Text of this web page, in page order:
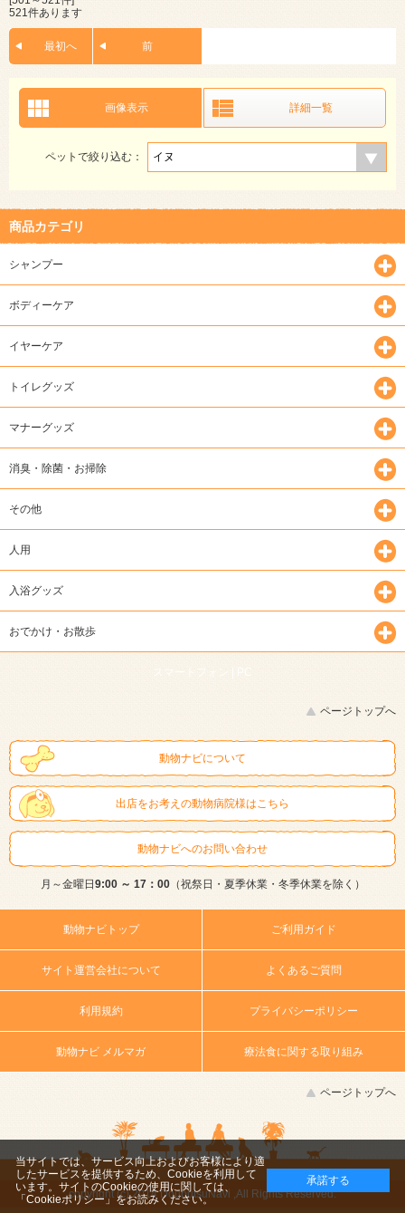
521件あります
最初へ 前
画像表示 詳細一覧
ペットで絞り込む：
商品カテゴリ
シャンプー
ボディーケア
イヤーケア
トイレグッズ
マナーグッズ
消臭・除菌・お掃除
その他
人用
入浴グッズ
おでかけ・お散歩
スマートフォン | PC
ページトップへ
動物ナビについて
出店をお考えの動物病院様はこちら
動物ナビへのお問い合わせ
月～金曜日9:00 ～ 17：00（祝祭日・夏季休業・冬季休業を除く）
動物ナビトップ ご利用ガイド
サイト運営会社について よくあるご質問
利用規約 プライバシーポリシー
動物ナビ メルマガ 療法食に関する取り組み
ページトップへ
copyright (c) 2014 DoubutsuNavi ,All Rights Reserved.
当サイトでは、サービス向上およびお客様により適
したサービスを提供するため、Cookieを利用して
います。サイトのCookieの使用に関しては、
「Cookieポリシー」 をお読みください。
承諾する